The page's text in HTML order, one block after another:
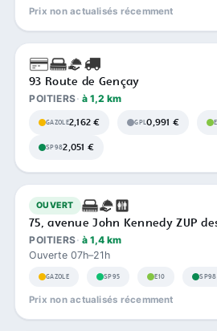
Prix non actualisés récemment
93 Route de Gençay
POITIERS à 1,2 km
GAZOLE2,162 € GPL0,991 €
SP982,051 €
OUVERT
75, avenue John Kennedy ZUP
POITIERS à 1,4 km
Ouverte 07h–21h
GAZOLE SP95 E10 SP98
Prix non actualisés récemment